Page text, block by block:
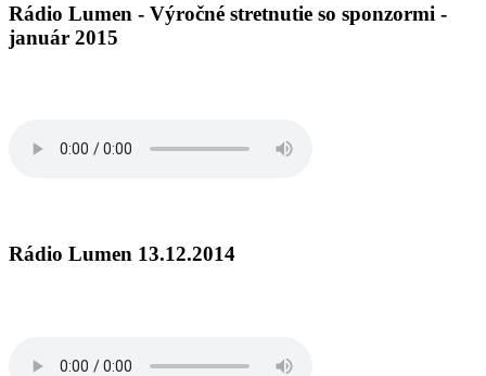
Rádio Lumen - Výročné stretnutie so sponzormi -
január 2015
Rádio Lumen 13.12.2014